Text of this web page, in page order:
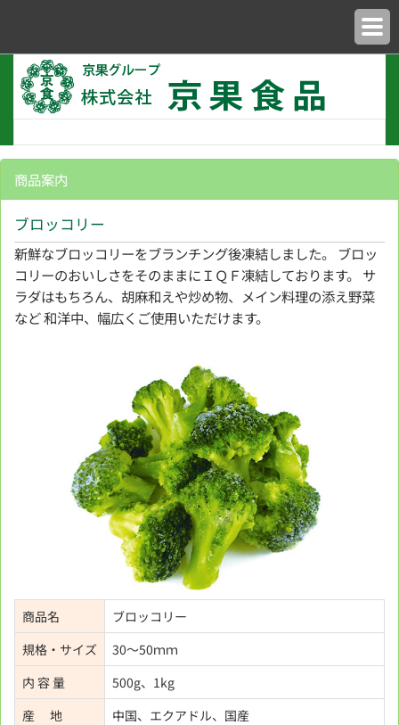
商品案内
ブロッコリー
新鮮なブロッコリーをブランチング後凍結しました。 ブロッ
コリーのおいしさをそのままにＩＱＦ凍結しております。 サ
ラダはもちろん、胡麻和えや炒め物、メイン料理の添え野菜
など 和洋中、幅広くご使用いただけます。
商品名
ブロッコリー
規格・サイズ
30～50ｍｍ
内 容 量
500g、1kg
産 地
中国、エクアドル、国産